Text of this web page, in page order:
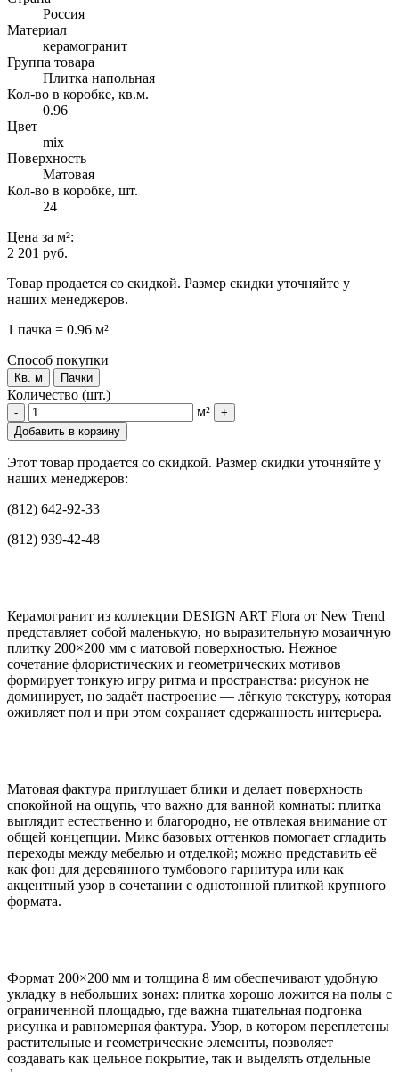
Россия
Материал
керамогранит
Группа товара
Плитка напольная
Кол-во в коробке, кв.м.
0.96
Цвет
mix
Поверхность
Матовая
Кол-во в коробке, шт.
24
Цена за м²:
2 201 руб.
Товар продается со скидкой. Размер скидки уточняйте у
наших менеджеров.
1 пачка = 0.96 м²
Способ покупки
Кв. м Пачки
Количество (шт.)
- м²
+
Добавить в корзину
Этот товар продается со скидкой. Размер скидки уточняйте у
наших менеджеров:
(812) 642-92-33
(812) 939-42-48
Керамогранит из коллекции DESIGN ART Flora от New Trend
представляет собой маленькую, но выразительную мозаичную
плитку 200×200 мм с матовой поверхностью. Нежное
сочетание флористических и геометрических мотивов
формирует тонкую игру ритма и пространства: рисунок не
доминирует, но задаёт настроение — лёгкую текстуру, которая
оживляет пол и при этом сохраняет сдержанность интерьера.
Матовая фактура приглушает блики и делает поверхность
спокойной на ощупь, что важно для ванной комнаты: плитка
выглядит естественно и благородно, не отвлекая внимание от
общей концепции. Микс базовых оттенков помогает сгладить
переходы между мебелью и отделкой; можно представить её
как фон для деревянного тумбового гарнитура или как
акцентный узор в сочетании с однотонной плиткой крупного
формата.
Формат 200×200 мм и толщина 8 мм обеспечивают удобную
укладку в небольших зонах: плитка хорошо ложится на полы с
ограниченной площадью, где важна тщательная подгонка
рисунка и равномерная фактура. Узор, в котором переплетены
растительные и геометрические элементы, позволяет
создавать как цельное покрытие, так и выделять отдельные